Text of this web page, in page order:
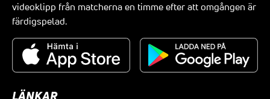
videoklipp från matcherna en timme efter att omgången är
färdigspelad.